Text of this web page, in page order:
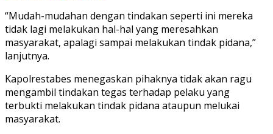
“Mudah-mudahan dengan tindakan seperti ini mereka
tidak lagi melakukan hal-hal yang meresahkan
masyarakat, apalagi sampai melakukan tindak pidana,”
lanjutnya.
Kapolrestabes menegaskan pihaknya tidak akan ragu
mengambil tindakan tegas terhadap pelaku yang
terbukti melakukan tindak pidana ataupun melukai
masyarakat.